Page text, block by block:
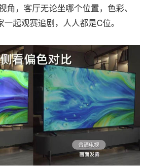
角，客厅无论坐哪个位置，色彩、
起观赛追剧，人人都是C位。